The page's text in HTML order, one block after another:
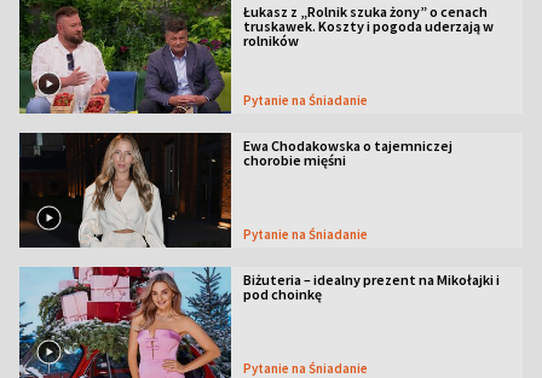
Łukasz z „Rolnik szuka żony” o cenach
truskawek. Koszty i pogoda uderzają w
rolników
Pytanie na Śniadanie
Ewa Chodakowska o tajemniczej
chorobie mięśni
Pytanie na Śniadanie
Biżuteria – idealny prezent na Mikołajki i
pod choinkę
Pytanie na Śniadanie